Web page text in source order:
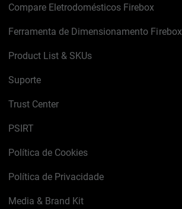
Compare Eletrodomésticos Firebox
Ferramenta de Dimensionamento Firebox
Product List & SKUs
Suporte
Trust Center
PSIRT
Política de Cookies
Política de Privacidade
Media & Brand Kit